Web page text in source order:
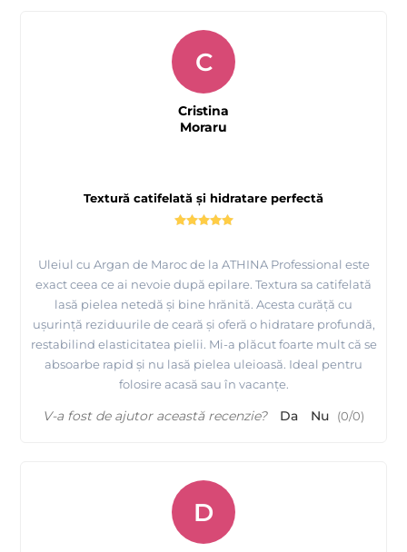
Textură catifelată și hidratare perfectă
Uleiul cu Argan de Maroc de la ATHINA Professional este
exact ceea ce ai nevoie după epilare. Textura sa catifelată
lasă pielea netedă și bine hrănită. Acesta curăță cu
ușurință reziduurile de ceară și oferă o hidratare profundă,
restabilind elasticitatea pielii. Mi-a plăcut foarte mult că se
absoarbe rapid și nu lasă pielea uleioasă. Ideal pentru
folosire acasă sau în vacanțe.
C
Cristina
Moraru
V-a fost de ajutor această recenzie? Da Nu (0/0)
D